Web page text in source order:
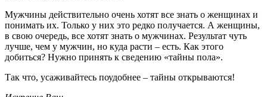
Мужчины действительно очень хотят все знать о женщинах и
понимать их. Только у них это редко получается. А женщины,
в свою очередь, все хотят знать о мужчинах. Результат чуть
лучше, чем у мужчин, но куда расти – есть. Как этого
добиться? Нужно принять к сведению «тайны пола».
Так что, усаживайтесь поудобнее – тайны открываются!